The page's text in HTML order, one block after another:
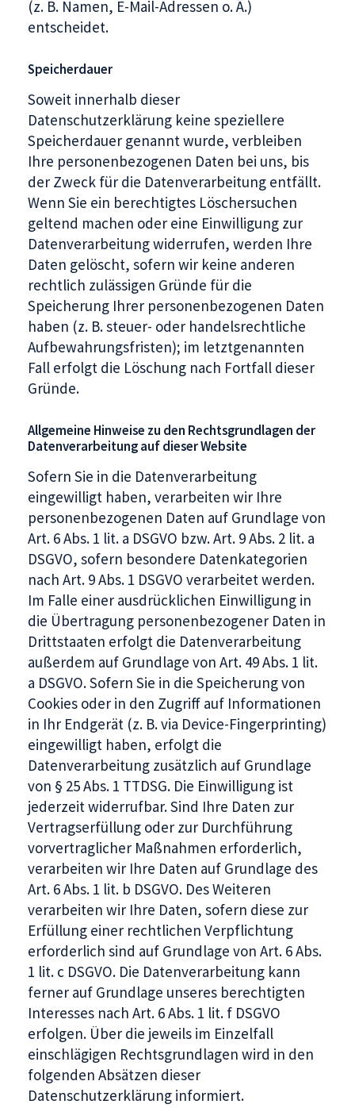
(z. B. Namen, E-Mail-Adressen o. Ä.)
entscheidet.
Speicherdauer
Soweit innerhalb dieser
Datenschutzerklärung keine speziellere
Speicherdauer genannt wurde, verbleiben
Ihre personenbezogenen Daten bei uns, bis
der Zweck für die Datenverarbeitung entfällt.
Wenn Sie ein berechtigtes Löschersuchen
geltend machen oder eine Einwilligung zur
Datenverarbeitung widerrufen, werden Ihre
Daten gelöscht, sofern wir keine anderen
rechtlich zulässigen Gründe für die
Speicherung Ihrer personenbezogenen Daten
haben (z. B. steuer- oder handelsrechtliche
Aufbewahrungsfristen); im letztgenannten
Fall erfolgt die Löschung nach Fortfall dieser
Gründe.
Allgemeine Hinweise zu den Rechtsgrundlagen der
Datenverarbeitung auf dieser Website
Sofern Sie in die Datenverarbeitung
eingewilligt haben, verarbeiten wir Ihre
personenbezogenen Daten auf Grundlage von
Art. 6 Abs. 1 lit. a DSGVO bzw. Art. 9 Abs. 2 lit. a
DSGVO, sofern besondere Datenkategorien
nach Art. 9 Abs. 1 DSGVO verarbeitet werden.
Im Falle einer ausdrücklichen Einwilligung in
die Übertragung personenbezogener Daten in
Drittstaaten erfolgt die Datenverarbeitung
außerdem auf Grundlage von Art. 49 Abs. 1 lit.
a DSGVO. Sofern Sie in die Speicherung von
Cookies oder in den Zugriff auf Informationen
in Ihr Endgerät (z. B. via Device-Fingerprinting)
eingewilligt haben, erfolgt die
Datenverarbeitung zusätzlich auf Grundlage
von § 25 Abs. 1 TTDSG. Die Einwilligung ist
jederzeit widerrufbar. Sind Ihre Daten zur
Vertragserfüllung oder zur Durchführung
vorvertraglicher Maßnahmen erforderlich,
verarbeiten wir Ihre Daten auf Grundlage des
Art. 6 Abs. 1 lit. b DSGVO. Des Weiteren
verarbeiten wir Ihre Daten, sofern diese zur
Erfüllung einer rechtlichen Verpflichtung
erforderlich sind auf Grundlage von Art. 6 Abs.
1 lit. c DSGVO. Die Datenverarbeitung kann
ferner auf Grundlage unseres berechtigten
Interesses nach Art. 6 Abs. 1 lit. f DSGVO
erfolgen. Über die jeweils im Einzelfall
einschlägigen Rechtsgrundlagen wird in den
folgenden Absätzen dieser
Datenschutzerklärung informiert.